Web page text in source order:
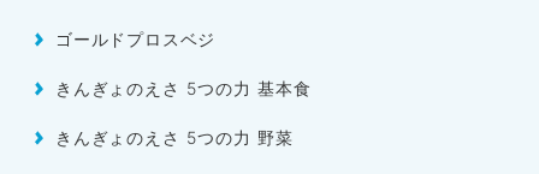
ゴールドプロスベジ
きんぎょのえさ 5つの力 基本食
きんぎょのえさ 5つの力 野菜